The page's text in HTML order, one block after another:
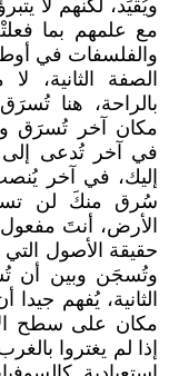
ويُقيِّد، لكنهم لا
مع علمهم بما
والفلسفات في
الصفة
بالراحة، هنا
مكان آخر تُسرَق
في آخر تُدعى إلى
إليك، في آخر
سُرق منكَ لن
الأرض، أنتَ
حقيقة الأصول
وتُسجَن وبين أن
الثانية، يُفهم
مكان على سطح
إذا لم يغتروا